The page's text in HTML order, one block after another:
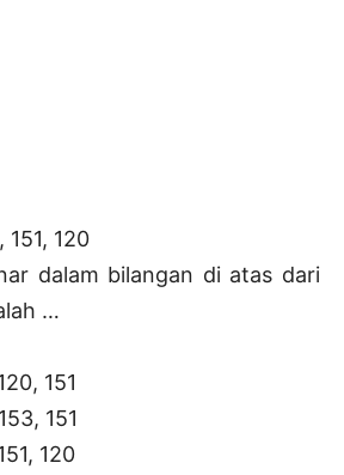
151, 120
dalam bilangan di atas dari
…
151
151
120